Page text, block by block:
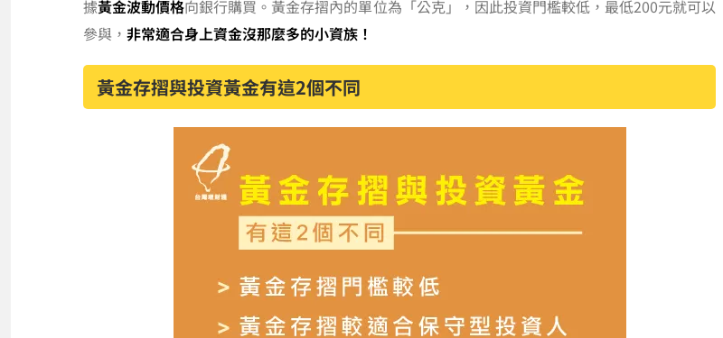
據黃金波動價格向銀行購買。黃金存摺內的單位為「公克」，因此投資門檻較低，最低200元就可以
參與，非常適合身上資金沒那麼多的小資族！
黃金存摺與投資黃金有這2個不同